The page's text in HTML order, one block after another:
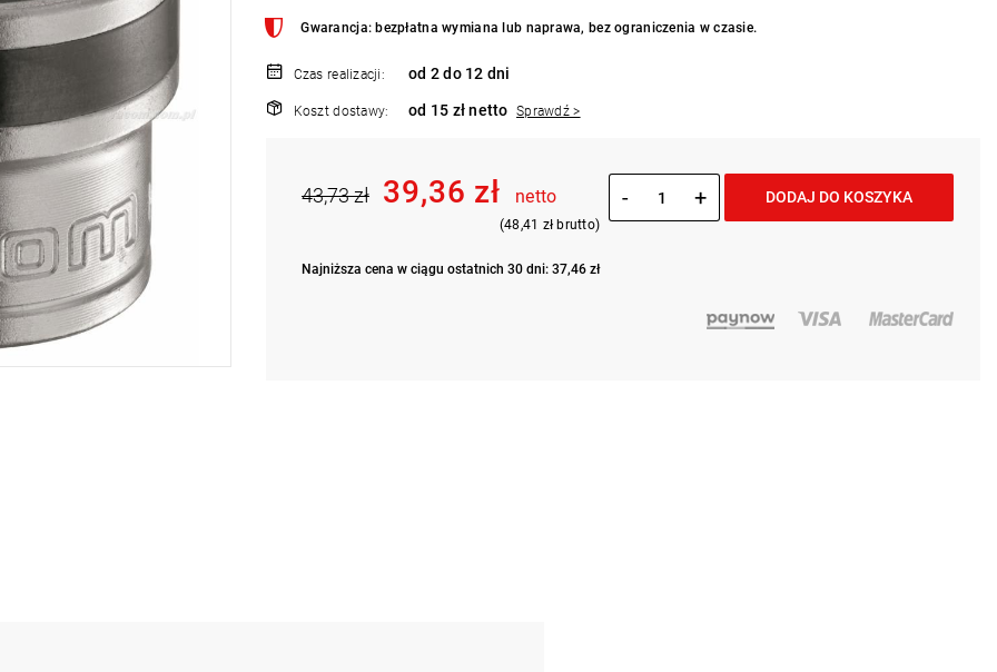
Gwarancja: bezpłatna wymiana lub naprawa, bez ograniczenia w czasie.
Czas realizacji: od 2 do 12 dni
Koszt dostawy: od 15 zł netto Sprawdź >
43,73 zł 39,36 zł netto
(48,41 zł brutto)
Najniższa cena w ciągu ostatnich 30 dni: 37,46 zł
- + DODAJ DO KOSZYKA